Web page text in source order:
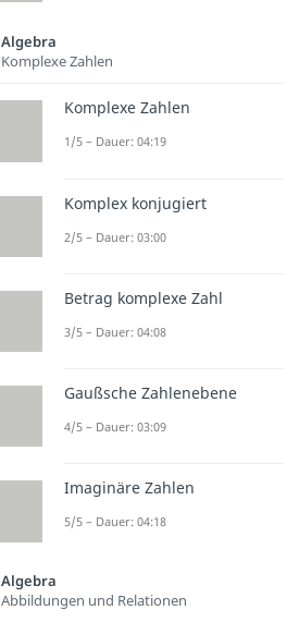
Algebra
Komplexe Zahlen
Komplexe Zahlen
1/5 – Dauer: 04:19
Komplex konjugiert
2/5 – Dauer: 03:00
Betrag komplexe Zahl
3/5 – Dauer: 04:08
Gaußsche Zahlenebene
4/5 – Dauer: 03:09
Imaginäre Zahlen
5/5 – Dauer: 04:18
Algebra
Abbildungen und Relationen